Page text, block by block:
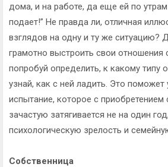
дома, и на работе, да еще ей по
подает!” Не правда ли, отличная
взглядов на одну и ту же ситуацию?
грамотно выстроить свои отношения
попробуй определить, к какому типу
узнай, как с ней ладить. Это поможет
испытание, которое с приобретением
зачастую затягивается не на один
психологическую зрелость и
Собственница